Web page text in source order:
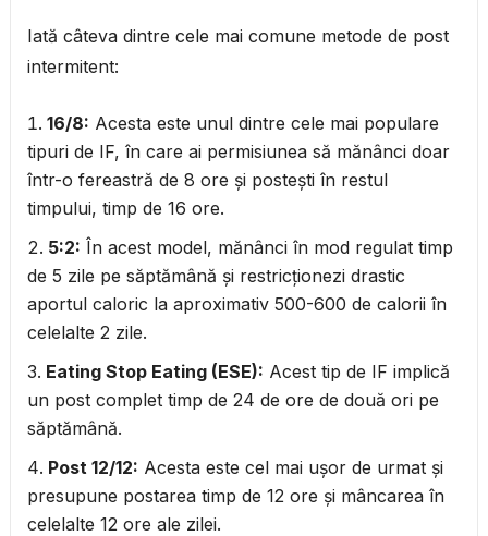
Iată câteva dintre cele mai comune metode de post
intermitent:
16/8: Acesta este unul dintre cele mai populare
tipuri de IF, în care ai permisiunea să mănânci doar
într-o fereastră de 8 ore și postești în restul
timpului, timp de 16 ore.
5:2: În acest model, mănânci în mod regulat timp
de 5 zile pe săptămână și restricționezi drastic
aportul caloric la aproximativ 500-600 de calorii în
celelalte 2 zile.
Eating Stop Eating (ESE): Acest tip de IF implică
un post complet timp de 24 de ore de două ori pe
săptămână.
Post 12/12: Acesta este cel mai ușor de urmat și
presupune postarea timp de 12 ore și mâncarea în
celelalte 12 ore ale zilei.